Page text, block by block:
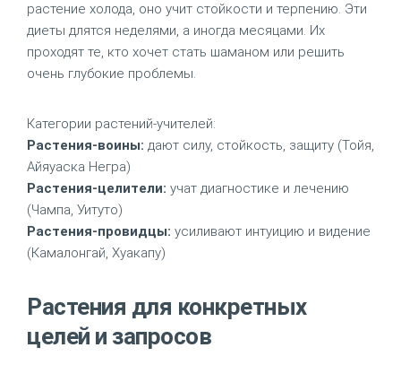
растение холода, оно учит стойкости и терпению. Эти
диеты длятся неделями, а иногда месяцами. Их
проходят те, кто хочет стать шаманом или решить
очень глубокие проблемы.
Категории растений-учителей:
Растения-воины: дают силу, стойкость, защиту (Тойя,
Айяуаска Негра)
Растения-целители: учат диагностике и лечению
(Чампа, Уитуто)
Растения-провидцы: усиливают интуицию и видение
(Камалонгай, Хуакапу)
Растения для конкретных
целей и запросов